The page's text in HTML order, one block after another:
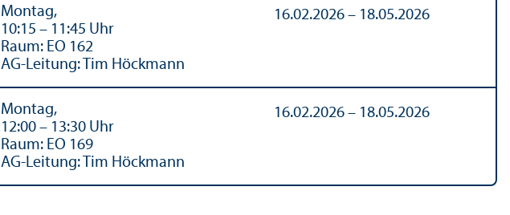
Montag,
10:15 – 11:45 Uhr
Raum: EO 162
AG-Leitung: Tim Höckmann
16.02.2026 – 18.05.2026
Montag,
12:00 – 13:30 Uhr
Raum: EO 169
AG-Leitung: Tim Höckmann
16.02.2026 – 18.05.2026